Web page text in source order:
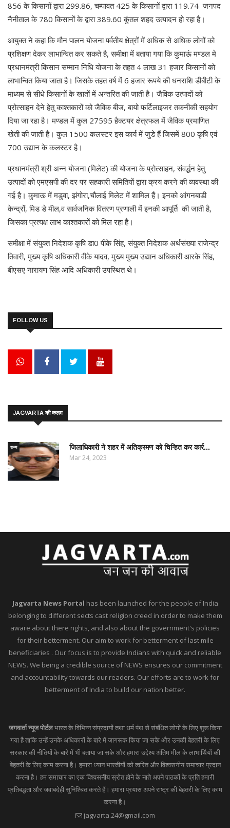
856 के किसानों द्वारा 299.86, चम्पावत 425 के किसानों द्वारा 119.74 जनपद
नैनीताल के 780 किसानों के द्वारा 389.60 कुंतल शहद उत्पादन हो रहा है।
आयुक्त ने कहा कि मौन पालन योजना पर्वतीय क्षेत्रों में अधिक से अधिक लोगों को
प्रशिक्षण देकर लाभान्वित कर सकते है, समीक्षा में बताया गया कि कुमाऊं मण्डल मे
प्रधानमंत्री किसान सम्मान निधि योजना के तहत 4 लाख 31 हजार किसानों को
लाभान्वित किया जाता है। जिसके तहत वर्ष में 6 हजार रूपये की धनराशि डीबीटी के
माध्यम से सीधे किसानों के खातों में अन्तरित की जाती है। जैविक उत्पादों को
प्रोत्साहन देने हेतु काश्तकारों को जैविक बीज, बायो फर्टिलाइजर तकनीकी सहयोग
दिया जा रहा है। मण्डल में कुल 27595 हैक्टयर क्षेत्रफल में जैविक प्रमाणित
खेती की जाती है। कुल 1500 कलस्टर इस कार्य में जुडे हैं जिसमें 800 कृषि एवं
700 उद्यान के कलस्टर है।
प्रधानमंत्री श्री अन्न योजना (मिलेट) की योजना के प्रोत्साहन, संवर्द्धन हेतु
उत्पादों को एमएसपी की दर पर सहकारी समितियों द्वारा क्रय करने की व्यवस्था की
गई है। कुमाऊ में मडुवा, झंगोरा,चौलाई मिलेट में शामिल हैं। इनको आंगनबाडी
केन्द्रों, मिड डे मील,व सार्वजनिक वितरण प्रणाली में इनकी आपूर्ति की जाती है,
जिसका प्रत्यक्ष लाभ काश्तकारों को मिल रहा है।
समीक्षा में संयुक्त निदेशक कृषि डा0 पीके सिंह, संयुक्त निदेशक अर्थसंख्या राजेन्द्र
तिवारी, मुख्य कृषि अधिकारी वीके यादव, मुख्य मुख्य उद्यान अधिकारी आरके सिंह,
बीएसए नारायण सिंह आदि अधिकारी उपस्थित थे।
FOLLOW US
JAGVARTA की कलम
राज्य जिलाधिकारी ने शहर में अतिक्रमण को चिन्हित कर कार्र...
Mar 24, 2023
Jagvarta News Portal has been launched for the people of India
belonging to different sects cast religion creed in order to make them
aware about there rights, and also about the government's policies
for their betterment. Our aim to work for betterment of last mile
beneficiaries . Our focus is to provide Indians with quick and reliable
NEWS. We being a credible source of NEWS ensures our commitment
and accountability towards our readers. Our efforts are to work for
betterment of India to build our nation better.
जगवार्ता न्यूज पोर्टलभारत के विभिन्न संप्रदायों तथा धर्म पंथ से संबंधित लोगों के लिए शुरू किया
गया है ताकि उन्हें उनके अधिकारों के बारे में जागरूक किया जा सके और उनकी बेहतरी के लिए
सरकार की नीतियों के बारे में भी बताया जा सके और हमारा उद्देश्य अंतिम मील के लाभार्थियों की
बेहतरी के लिए काम करना है। हमारा ध्यान भारतीयों को त्वरित और विश्वसनीय समाचार प्रदान
करना है। हम समाचार का एक विश्वसनीय स्रोत होने के नाते अपने पाठकों के प्रति हमारी
प्रतिबद्धता और जवाबदेही सुनिश्चित करते हैं। हमारा प्रयास अपने राष्ट्र की बेहतरी के लिए काम
करना है।
jagvarta.24@gmail.com